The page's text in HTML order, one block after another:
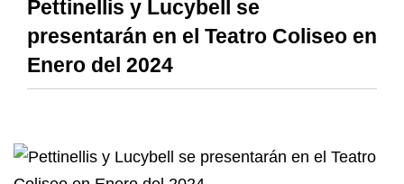
Pettinellis y Lucybell se
presentarán en el Teatro Coliseo en
Enero del 2024